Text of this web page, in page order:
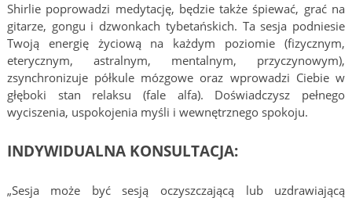
Shirlie poprowadzi medytację, będzie także śpiewać, grać na
gitarze, gongu i dzwonkach tybetańskich. Ta sesja podniesie
Twoją energię życiową na każdym poziomie (fizycznym,
eterycznym, astralnym, mentalnym, przyczynowym),
zsynchronizuje półkule mózgowe oraz wprowadzi Ciebie w
głęboki stan relaksu (fale alfa). Doświadczysz pełnego
wyciszenia, uspokojenia myśli i wewnętrznego spokoju.
INDYWIDUALNA KONSULTACJA:
„Sesja może być sesją oczyszczającą lub uzdrawiającą